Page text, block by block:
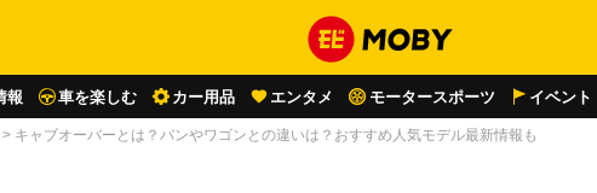
報 車を楽しむ カー用品 エンタメ モータースポーツ イベント
> キャブオーバーとは？バンやワゴンとの違いは？おすすめ人気モデル最新情報も